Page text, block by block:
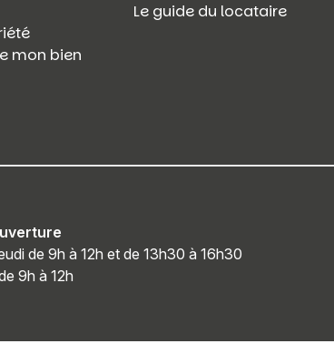
mon bien
Le guide du locataire
de 9h à 12h et de 13h30 à 16h30
9h à 12h